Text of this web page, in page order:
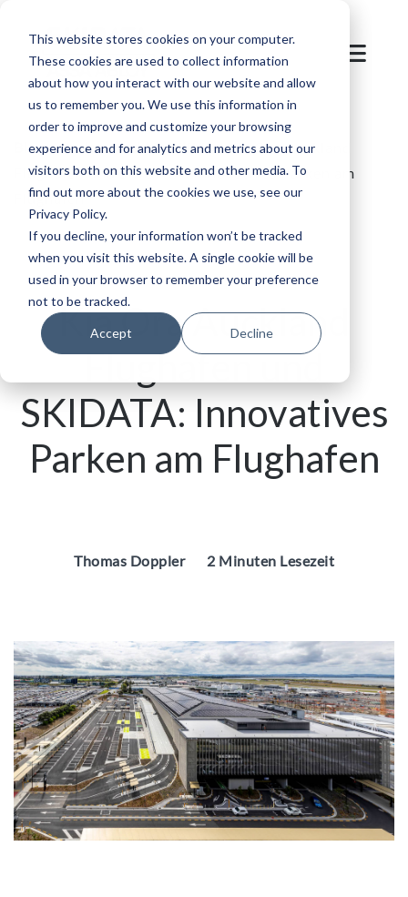
This website stores cookies on your computer.
These cookies are used to collect information
about how you interact with our website and allow
us to remember you. We use this information in
order to improve and customize your browsing
experience and for analytics and metrics about our
visitors both on this website and other media. To
find out more about the cookies we use, see our
Privacy Policy.
If you decline, your information won’t be tracked
when you visit this website. A single cookie will be
used in your browser to remember your preference
not to be tracked.
Accept Decline
Blog /Parken und Mobilität /Kia Ora Auckland
Flughafen und SKIDATA: Innovatives Parken am
Flughafen
Kia Ora Auckland
Flughafen und
SKIDATA: Innovatives
Parken am Flughafen
Thomas Doppler 2 Minuten Lesezeit